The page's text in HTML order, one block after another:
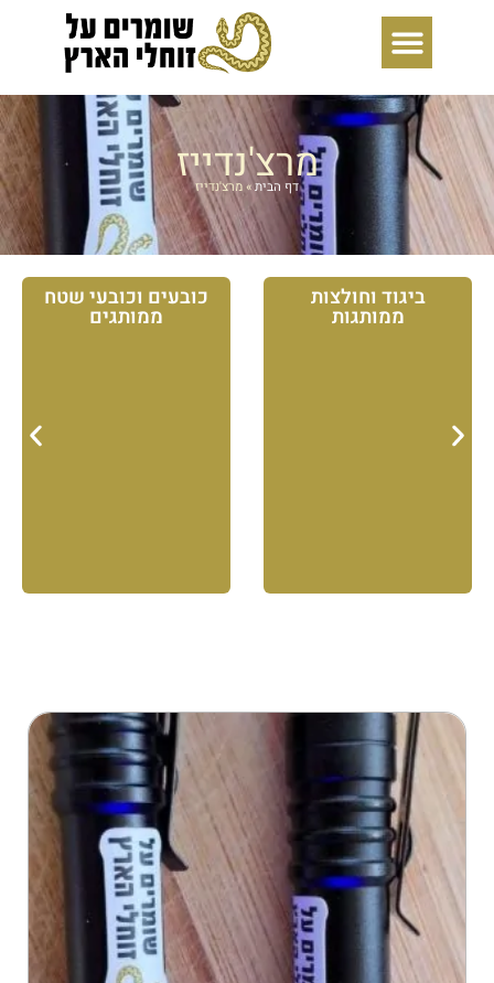
מרצ'נדייז
דף הבית»מרצ'נדייז
ביגוד וחולצות
ממותגות
כובעים וכובעי שטח
ממותגים